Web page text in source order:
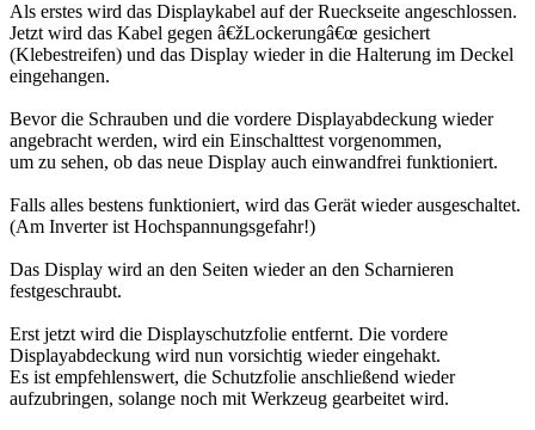
Als erstes wird das Displaykabel auf der Rueckseite angeschlossen.
Jetzt wird das Kabel gegen â€žLockerungâ€œ gesichert
(Klebestreifen) und das Display wieder in die Halterung im Deckel
eingehangen.
Bevor die Schrauben und die vordere Displayabdeckung wieder
angebracht werden, wird ein Einschalttest vorgenommen,
um zu sehen, ob das neue Display auch einwandfrei funktioniert.
Falls alles bestens funktioniert, wird das Gerät wieder ausgeschaltet.
(Am Inverter ist Hochspannungsgefahr!)
Das Display wird an den Seiten wieder an den Scharnieren
festgeschraubt.
Erst jetzt wird die Displayschutzfolie entfernt. Die vordere
Displayabdeckung wird nun vorsichtig wieder eingehakt.
Es ist empfehlenswert, die Schutzfolie anschließend wieder
aufzubringen, solange noch mit Werkzeug gearbeitet wird.